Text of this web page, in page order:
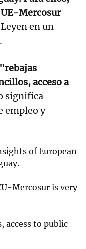
UE-Mercosur
en un
"rebajas
acceso a
significa
empleo y
of European
Mercosur is very
access to public